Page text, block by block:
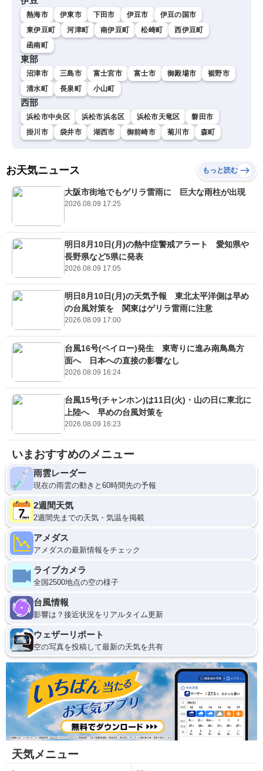
熱海市 伊東市 下田市 伊豆市
伊豆の国市
東伊豆町
河津町 南伊豆町 松崎町
西伊豆町
函南町
東部
沼津市 三島市 富士宮市 富士市 御殿場市
裾野市
清水町
長泉町 小山町
西部
浜松市中央区 浜松市浜名区 浜松市天竜区
磐田市
掛川市
袋井市 湖西市 御前崎市 菊川市 森町
お天気ニュース もっと読む
大阪市街地でもゲリラ雷雨に 巨大な雨柱が出現
2026.08.09 17:25
明日8月10日(月)の熱中症警戒アラート 愛知県や
長野県など5県に発表
2026.08.09 17:05
明日8月10日(月)の天気予報 東北太平洋側は早め
の台風対策を 関東はゲリラ雷雨に注意
2026.08.09 17:00
台風16号(ペイロー)発生 東寄りに進み南鳥島方
面へ 日本への直接の影響なし
2026.08.09 16:24
台風15号(チャンホン)は11日(火)・山の日に東北に
上陸へ 早めの台風対策を
2026.08.09 16:23
いまおすすめのメニュー
雨雲レーダー
現在の雨雲の動きと60時間先の予報
2週間天気
2週間先までの天気・気温を掲載
アメダス
アメダスの最新情報をチェック
ライブカメラ
全国2500地点の空の様子
台風情報
影響は？接近状況をリアルタイム更新
ウェザーリポート
空の写真を投稿して最新の天気を共有
天気メニュー